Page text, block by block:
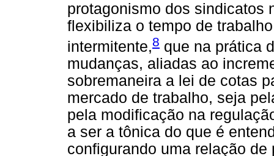
protagonismo dos sindicatos
flexibiliza o tempo de
intermitente,8 que na prática
mudanças, aliadas ao
sobremaneira a lei de cotas
mercado de trabalho, seja
pela modificação na
a ser a tônica do que é
configurando uma relação